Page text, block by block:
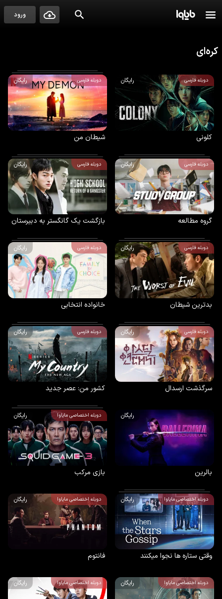
ورود
کره‌ای
دوبله فارسی رایگان
کلونی
دوبله فارسی رایگان
شیطان من
دوبله فارسی رایگان
گروه مطالعه
دوبله فارسی رایگان
بازگشت یک گانگستر به دبیرستان
دوبله فارسی رایگان
بدترین شیطان
دوبله فارسی رایگان
خانواده انتخابی
دوبله فارسی رایگان
سرگذشت ارسدال
دوبله فارسی رایگان
کشور من: عصر جدید
رایگان
بالرین
دوبله اختصاصی مایاوا رایگان
بازی مرکب
دوبله اختصاصی مایاوا رایگان
وقتی ستاره ها نجوا میکنند
دوبله اختصاصی مایاوا رایگان
فانتوم
دوبله اختصاصی مایاوا رایگان دوبله اختصاصی مایاوا رایگان